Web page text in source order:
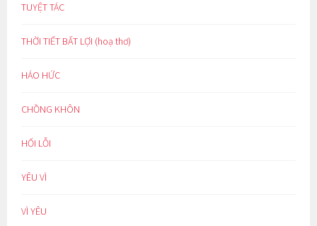
TUYỆT TÁC
THỜI TIẾT BẤT LỢI (hoạ thơ)
HÁO HỨC
CHỒNG KHÔN
HỐI LỖI
YÊU VÌ
VÌ YÊU